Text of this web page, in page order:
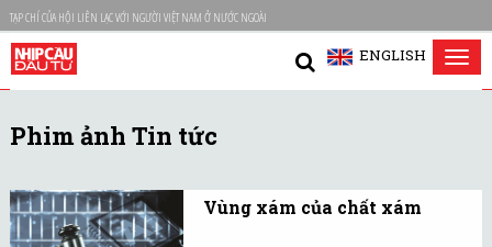
TẠP CHÍ CỦA HỘI LIÊN LẠC VỚI NGƯỜI VIỆT NAM Ở NƯỚC NGOÀI
ENGLISH
Phim ảnh Tin tức
Vùng xám của chất xám